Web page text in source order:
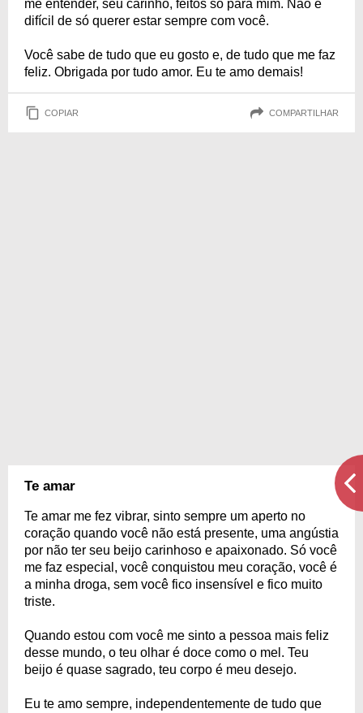
me entender, seu carinho, feitos só para mim. Não é
difícil de só querer estar sempre com você.
Você sabe de tudo que eu gosto e, de tudo que me faz
feliz. Obrigada por tudo amor. Eu te amo demais!
COPIAR COMPARTILHAR
Te amar
Te amar me fez vibrar, sinto sempre um aperto no
coração quando você não está presente, uma angústia
por não ter seu beijo carinhoso e apaixonado. Só você
me faz especial, você conquistou meu coração, você é
a minha droga, sem você fico insensível e fico muito
triste.
Quando estou com você me sinto a pessoa mais feliz
desse mundo, o teu olhar é doce como o mel. Teu
beijo é quase sagrado, teu corpo é meu desejo.
Eu te amo sempre, independentemente de tudo que